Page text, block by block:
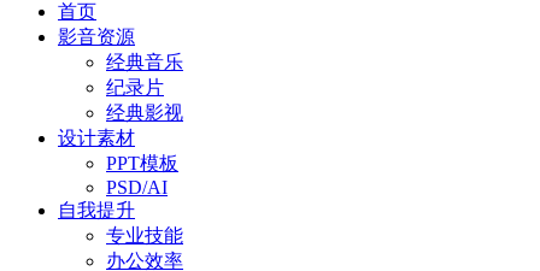
首页
影音资源
经典音乐
纪录片
经典影视
设计素材
PPT模板
PSD/AI
自我提升
专业技能
办公效率